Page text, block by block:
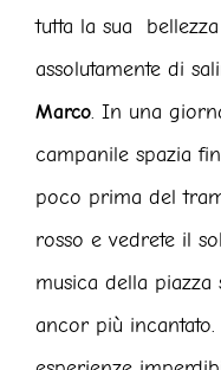
tutta la sua
assolutamente di
Marco. In una
campanile spazia
poco prima del
rosso e vedrete il
musica della piazza
ancor più